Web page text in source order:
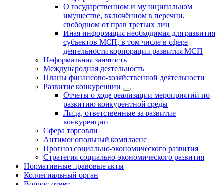
О государственном и муниципальном
имуществе, включённом в перечни,
свободном от прав третьих лиц
Иная информация необходимая для развития
субъектов МСП, в том числе в сфере
деятельности корпорации развития МСП
Неформальная занятость
Международная деятельность
Планы финансово-хозяйственной деятельности
Развитие конкуренции
Отчеты о ходе реализации мероприятий по
развитию конкурентной среды
Лица, ответственные за развитие
конкуренции
Сфера торговли
Антимонопольный комплаенс
Прогноз социально-экономического развития
Стратегия социально-экономического развития
Нормативные правовые акты
Коллегиальный орган